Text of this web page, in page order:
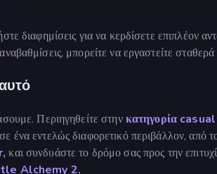
διαφημίσεις για να κερδίσετε επιπλέον
μπορείτε να εργαστείτε
Περιηγηθείτε στηνκατηγορία casual
ένα εντελώς διαφορετικό περιβάλλον, από
και συνδυάστε το δρόμο σας προς την
Alchemy 2.